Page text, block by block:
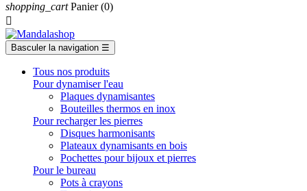
shopping_cart Panier (0)

Basculer la navigation ☰
Tous nos produits
Pour dynamiser l'eau
Plaques dynamisantes
Bouteilles thermos en inox
Pour recharger les pierres
Disques harmonisants
Plateaux dynamisants en bois
Pochettes pour bijoux et pierres
Pour le bureau
Pots à crayons